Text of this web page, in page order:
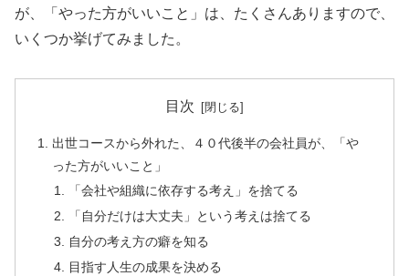
が、「やった方がいいこと」は、たくさんありますので、
いくつか挙げてみました。
目次
出世コースから外れた、４０代後半の会社員が、「や
った方がいいこと」
「会社や組織に依存する考え」を捨てる
「自分だけは大丈夫」という考えは捨てる
自分の考え方の癖を知る
目指す人生の成果を決める